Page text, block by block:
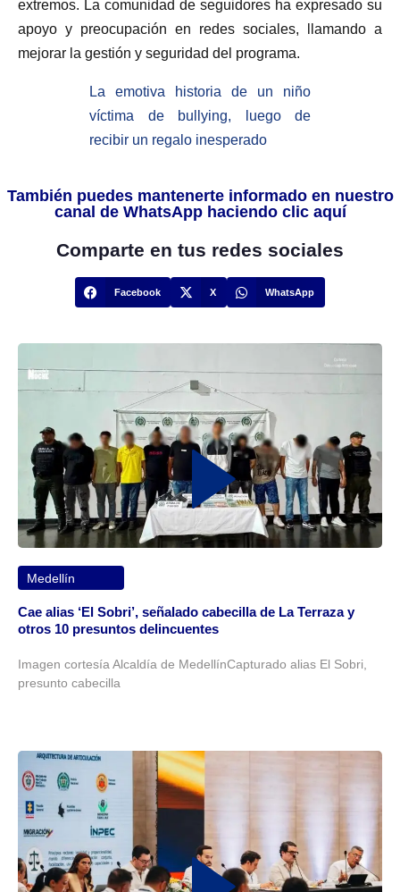
extremos. La comunidad de seguidores ha expresado su
apoyo y preocupación en redes sociales, llamando a
mejorar la gestión y seguridad del programa.
La emotiva historia de un niño
víctima de bullying, luego de
recibir un regalo inesperado
También puedes mantenerte informado en nuestro
canal de WhatsApp haciendo clic aquí
Comparte en tus redes sociales
Facebook X WhatsApp
Medellín
Cae alias ‘El Sobri’, señalado cabecilla de La Terraza y
otros 10 presuntos delincuentes
Imagen cortesía Alcaldía de MedellínCapturado alias El Sobri,
presunto cabecilla